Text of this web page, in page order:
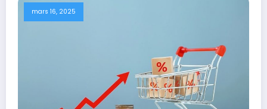
mars 16, 2025